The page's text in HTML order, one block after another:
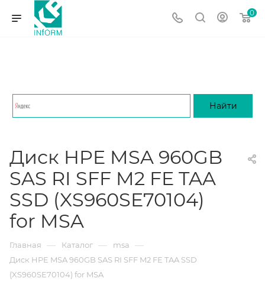
0
Диск HPE MSA 960GB
SAS RI SFF M2 FE TAA
SSD (XS960SE70104)
for MSA
Главная — Каталог — msa —
Диск HPE MSA 960GB SAS RI SFF M2 FE TAA SSD
(XS960SE70104) for MSA